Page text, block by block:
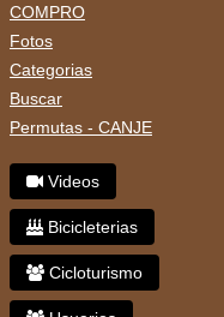
COMPRO
Fotos
Categorias
Buscar
Permutas - CANJE
Videos
Bicicleterias
Cicloturismo